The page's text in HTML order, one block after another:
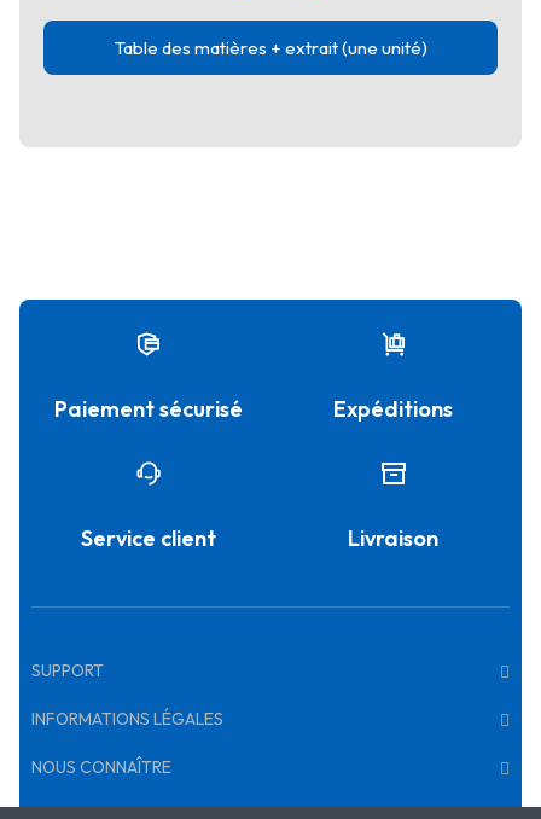
Table des matières + extrait (une unité)
Paiement sécurisé Expéditions
Service client Livraison
SUPPORT
INFORMATIONS LÉGALES
NOUS CONNAÎTRE